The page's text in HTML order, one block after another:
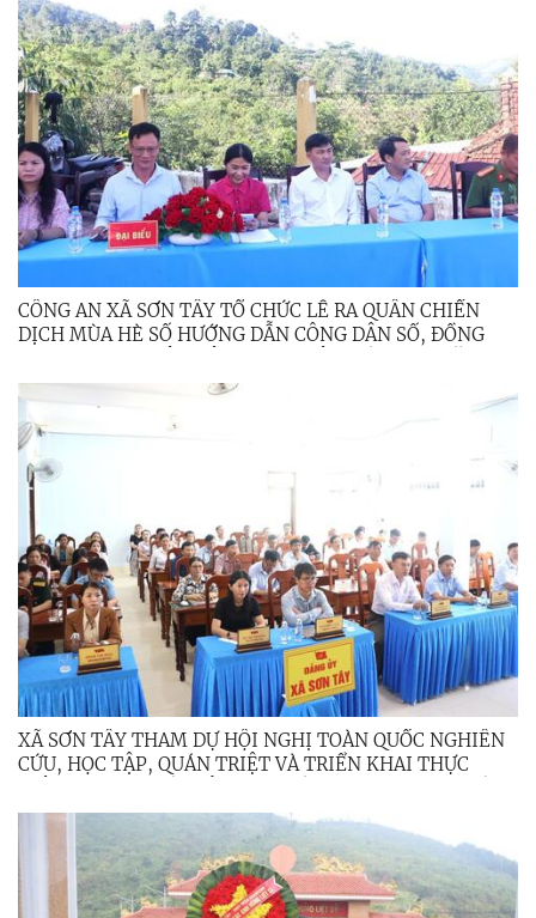
CÔNG AN XÃ SƠN TÂY TỔ CHỨC LỄ RA QUÂN CHIẾN
DỊCH MÙA HÈ SỐ HƯỚNG DẪN CÔNG DÂN SỐ, ĐỒNG
2026
XÃ SƠN TÂY THAM DỰ HỘI NGHỊ TOÀN QUỐC NGHIÊN
CỨU, HỌC TẬP, QUÁN TRIỆT VÀ TRIỂN KHAI THỰC
HÀNH TRUNG ƯƠNG ĐẢNG KHÓA XIV